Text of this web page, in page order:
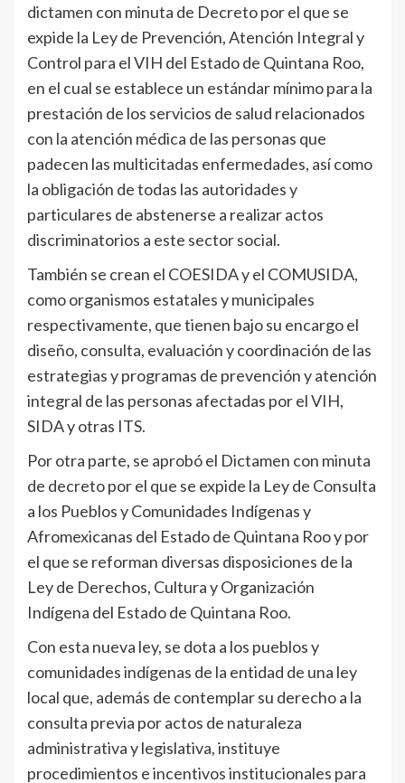
dictamen con minuta de Decreto por el que se
expide la Ley de Prevención, Atención Integral y
Control para el VIH del Estado de Quintana Roo,
en el cual se establece un estándar mínimo para la
prestación de los servicios de salud relacionados
con la atención médica de las personas que
padecen las multicitadas enfermedades, así como
la obligación de todas las autoridades y
particulares de abstenerse a realizar actos
discriminatorios a este sector social.
También se crean el COESIDA y el COMUSIDA,
como organismos estatales y municipales
respectivamente, que tienen bajo su encargo el
diseño, consulta, evaluación y coordinación de las
estrategias y programas de prevención y atención
integral de las personas afectadas por el VIH,
SIDA y otras ITS.
Por otra parte, se aprobó el Dictamen con minuta
de decreto por el que se expide la Ley de Consulta
a los Pueblos y Comunidades Indígenas y
Afromexicanas del Estado de Quintana Roo y por
el que se reforman diversas disposiciones de la
Ley de Derechos, Cultura y Organización
Indígena del Estado de Quintana Roo.
Con esta nueva ley, se dota a los pueblos y
comunidades indígenas de la entidad de una ley
local que, además de contemplar su derecho a la
consulta previa por actos de naturaleza
administrativa y legislativa, instituye
procedimientos e incentivos institucionales para